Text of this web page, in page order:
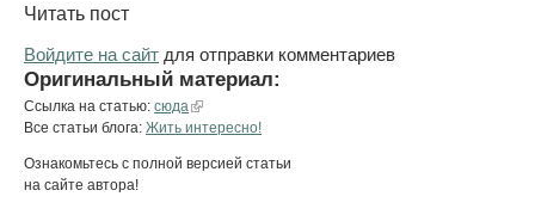
Читать пост
Войдите на сайт для отправки комментариев
Оригинальный материал:
Ссылка на статью: сюда
Все статьи блога: Жить интересно!
Ознакомьтесь с полной версией статьи
на сайте автора!